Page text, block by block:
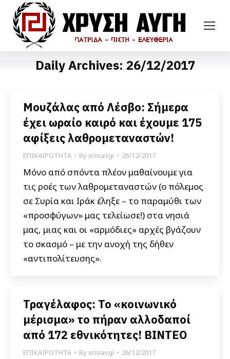
Daily Archives: 26/12/2017
Μουζάλας από Λέσβο: Σήμερα
έχει ωραίο καιρό και έχουμε 175
αφίξεις λαθρομεταναστών!
ΕΠΙΚΑΙΡΟΤΗΤΑ Byxrisiavgi 26/12/2017
Μόνο από σπόντα πλέον μαθαίνουμε για
τις ροές των λαθρομεταναστών (ο πόλεμος
σε Συρία και Ιράκ έληξε – το παραμύθι των
«προσφύγων» μας τελείωσε!) στα νησιά
μας, μιας και οι «αρμόδιες» αρχές βγάζουν
το σκασμό – με την ανοχή της δήθεν
«αντιπολίτευσης».
Τραγέλαφος: Το «κοινωνικό
μέρισμα» το πήραν αλλοδαποί
από 172 εθνικότητες! ΒΙΝΤΕΟ
ΕΠΙΚΑΙΡΟΤΗΤΑ Byxrisiavgi 26/12/2017